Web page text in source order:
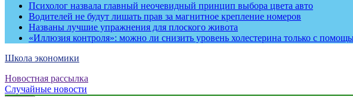
Психолог назвала главный неочевидный принцип выбора цвета авто
Водителей не будут лишать прав за магнитное крепление номеров
Названы лучшие упражнения для плоского живота
«Иллюзия контроля»: можно ли снизить уровень холестерина только с
Школа экономики
Новостная рассылка
Случайные новости